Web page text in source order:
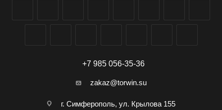
+7 985 056-35-36
zakaz@torwin.su
г. Симферополь, ул. Крылова 155